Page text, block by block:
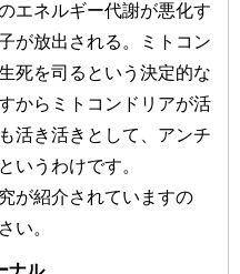
エネルギー代謝が悪化す
が放出される。ミトコン
死を司るという決定的な
からミトコンドリアが活
活き活きとして、アンチ
いうわけです。
が紹介されていますの
い。
ナル